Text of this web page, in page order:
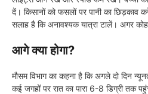
दें। किसानों को फसलों पर पानी का छिड़काव
सलाह है कि अनावश्यक यात्रा टालें। अगर
आगे क्या होगा?
मौसम विभाग का कहना है कि अगले दो दिन
कई जगहों पर रात का पारा 6-8 डिग्री तक